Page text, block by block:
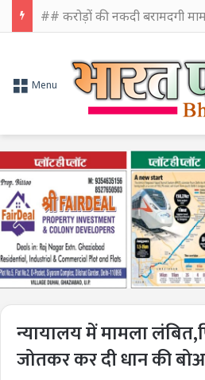
Menu
न्यायालय में मामला
जोतकर कर दी धान की